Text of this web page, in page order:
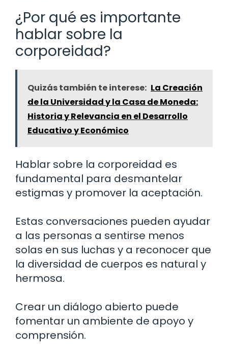
¿Por qué es importante
hablar sobre la
corporeidad?
Quizás también te interese: La Creación
de la Universidad y la Casa de Moneda:
Historia y Relevancia en el Desarrollo
Educativo y Económico
Hablar sobre la corporeidad es
fundamental para desmantelar
estigmas y promover la aceptación.
Estas conversaciones pueden ayudar
a las personas a sentirse menos
solas en sus luchas y a reconocer que
la diversidad de cuerpos es natural y
hermosa.
Crear un diálogo abierto puede
fomentar un ambiente de apoyo y
comprensión.